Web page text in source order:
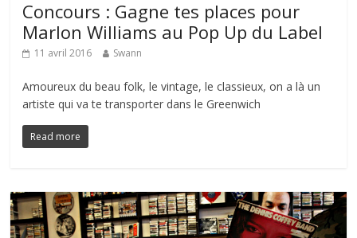
Concours : Gagne tes places pour
Marlon Williams au Pop Up du Label
11 avril 2016 Swann
Amoureux du beau folk, le vintage, le classieux, on a là un
artiste qui va te transporter dans le Greenwich
Read more